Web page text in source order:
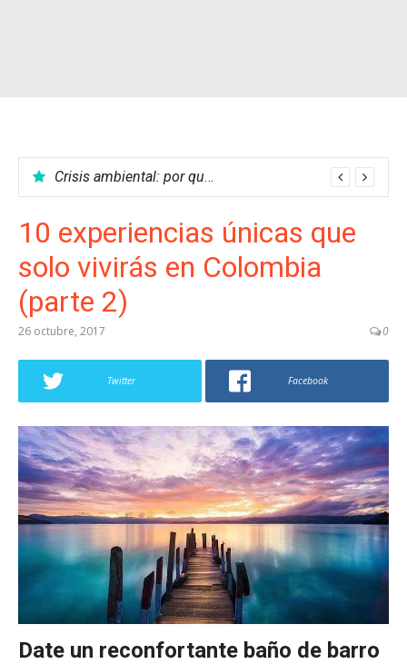
Crisis ambiental: por qué no podemos parar el calentamiento global
10 experiencias únicas que
solo vivirás en Colombia
(parte 2)
26 octubre, 2017 0
Twitter Facebook
Date un reconfortante baño de barro